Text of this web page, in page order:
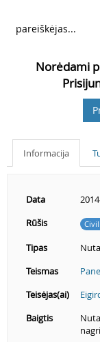
pareiškėjas...
Norėdami
Informacija
Data
Rūšis
Tipas
Teismas
Teisėjas(ai)
Baigtis